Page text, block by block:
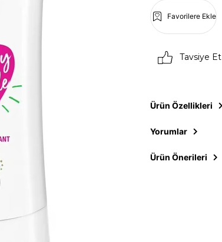
Favorilere Ekle
Tavsiye Et
Ürün Özellikleri
Yorumlar
Ürün Önerileri